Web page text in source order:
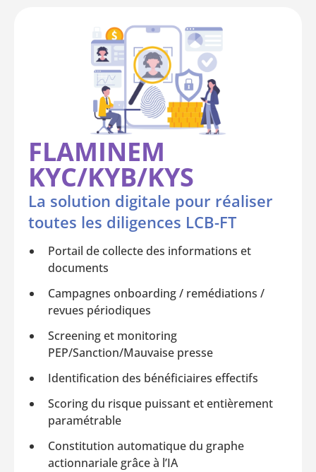
FLAMINEM
KYC/KYB/KYS
La solution digitale pour réaliser
toutes les diligences LCB-FT
Portail de collecte des informations et
documents
Campagnes onboarding / remédiations /
revues périodiques
Screening et monitoring
PEP/Sanction/Mauvaise presse
Identification des bénéficiaires effectifs
Scoring du risque puissant et entièrement
paramétrable
Constitution automatique du graphe
actionnariale grâce à l’IA